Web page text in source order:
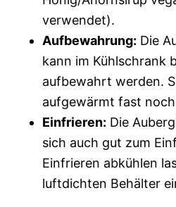
verwendet).
Aufbewahrung: Die
kann im Kühlschrank
aufbewahrt werden.
aufgewärmt fast
Einfrieren: Die
sich auch gut zum
Einfrieren abkühlen
luftdichten Behälter